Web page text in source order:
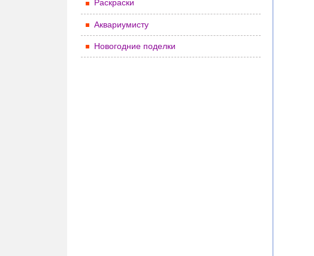
Раскраски
Аквариумисту
Новогодние поделки